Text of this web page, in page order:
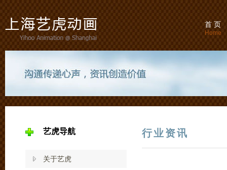
首 页
Home
艺虎导航
关于艺虎
行业资讯